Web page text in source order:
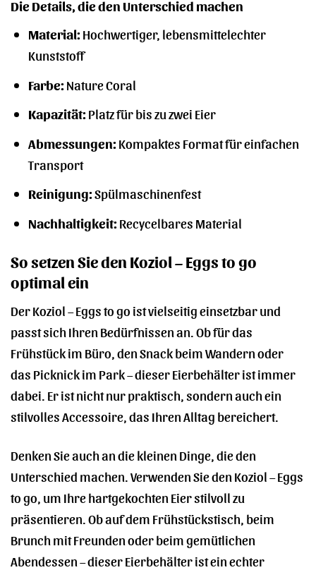
Die Details, die den Unterschied machen
Material:Hochwertiger, lebensmittelechter
Kunststoff
Farbe:Nature Coral
Kapazität:Platz für bis zu zwei Eier
Abmessungen:Kompaktes Format für einfachen
Transport
Reinigung:Spülmaschinenfest
Nachhaltigkeit:Recycelbares Material
So setzen Sie den Koziol – Eggs to go
optimal ein
Der Koziol – Eggs to go ist vielseitig einsetzbar und
passt sich Ihren Bedürfnissen an. Ob für das
Frühstück im Büro, den Snack beim Wandern oder
das Picknick im Park – dieser Eierbehälter ist immer
dabei. Er ist nicht nur praktisch, sondern auch ein
stilvolles Accessoire, das Ihren Alltag bereichert.
Denken Sie auch an die kleinen Dinge, die den
Unterschied machen. Verwenden Sie den Koziol – Eggs
to go, um Ihre hartgekochten Eier stilvoll zu
präsentieren. Ob auf dem Frühstückstisch, beim
Brunch mit Freunden oder beim gemütlichen
Abendessen – dieser Eierbehälter ist ein echter